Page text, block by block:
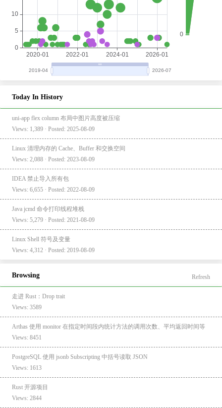
Today In History
uni-app flex column 布局中图片高度被压缩
Views: 1,389 · Posted: 2025-08-09
Linux 清理内存的 Cache、Buffer 和交换空间
Views: 2,088 · Posted: 2023-08-09
IDEA 禁止导入所有包
Views: 6,655 · Posted: 2022-08-09
Java jcmd 命令打印线程堆栈
Views: 5,279 · Posted: 2021-08-09
Linux Shell 符号及变量
Views: 4,312 · Posted: 2019-08-09
Browsing Refresh
走进 Rust：Drop trait
Views: 3589
Arthas 使用 monitor 在指定时间段内统计方法的调用次数、平均返回时间等
Views: 8451
PostgreSQL 使用 jsonb Subscripting 中括号读取 JSON
Views: 1613
Rust 开源项目
Views: 2844